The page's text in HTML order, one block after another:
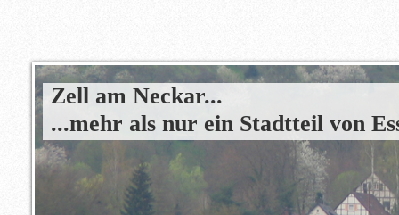
Zell am Neckar...
...mehr als nur ein Stadtteil von